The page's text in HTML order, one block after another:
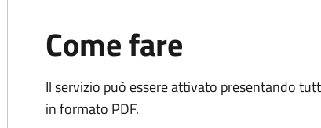
Come fare
Il servizio può essere attivato presentando
in formato PDF.